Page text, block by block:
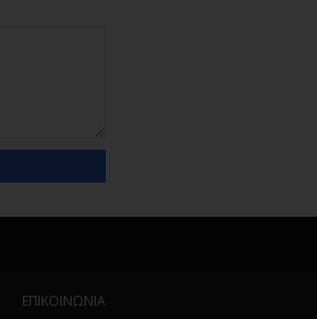
ΕΠΙΚΟΙΝΩΝΙΑ